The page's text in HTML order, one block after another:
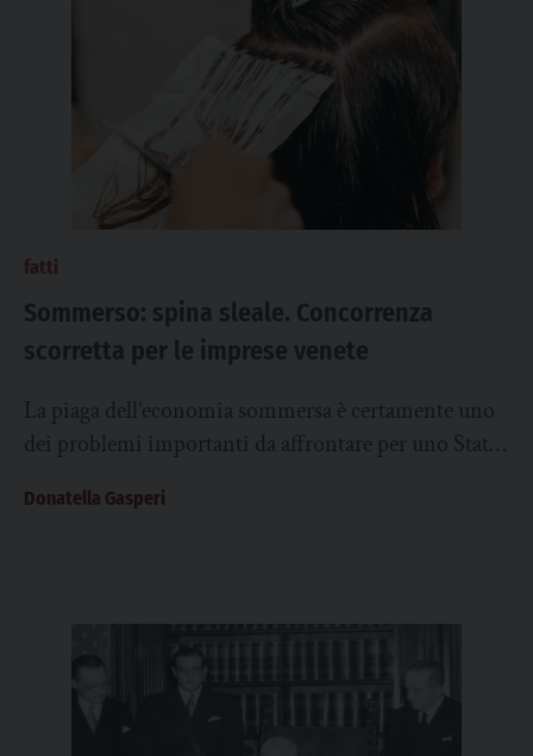
fatti
Sommerso: spina sleale. Concorrenza
scorretta per le imprese venete
La piaga dell’economia sommersa è certamente uno
dei problemi importanti da affrontare per uno Stato
Donatella Gasperi